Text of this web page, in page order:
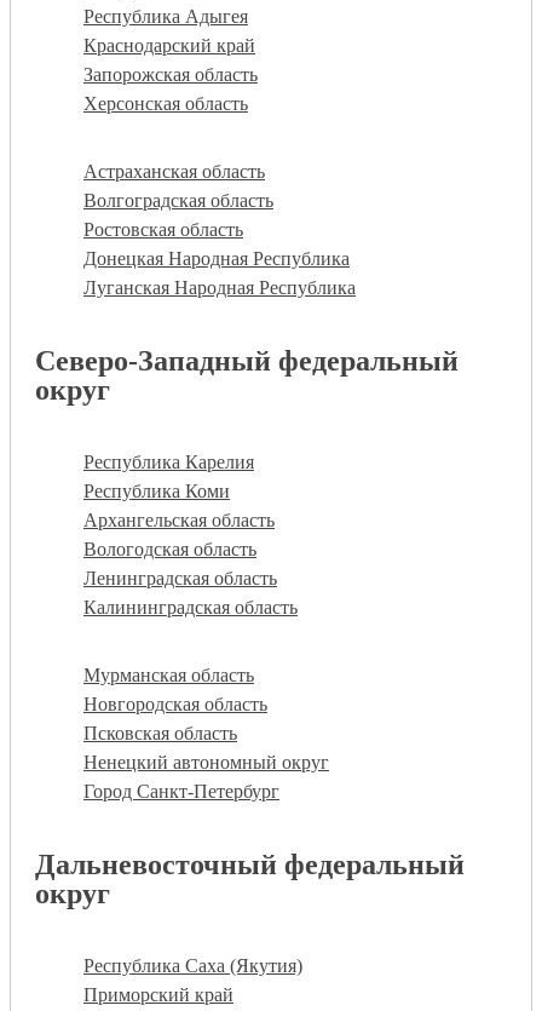
Республика Адыгея
Краснодарский край
Запорожская область
Херсонская область
Астраханская область
Волгоградская область
Ростовская область
Донецкая Народная Республика
Луганская Народная Республика
Северо-Западный федеральный
округ
Республика Карелия
Республика Коми
Архангельская область
Вологодская область
Ленинградская область
Калининградская область
Мурманская область
Новгородская область
Псковская область
Ненецкий автономный округ
Город Санкт-Петербург
Дальневосточный федеральный
округ
Республика Саха (Якутия)
Приморский край